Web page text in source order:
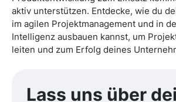
aktiv unterstützen. Entdecke, wie du
im agilen Projektmanagement und in
Intelligenz ausbauen kannst, um
leiten und zum Erfolg deines
Lass uns über